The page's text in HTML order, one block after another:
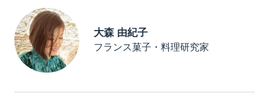
大森 由紀子
フランス菓子・料理研究家